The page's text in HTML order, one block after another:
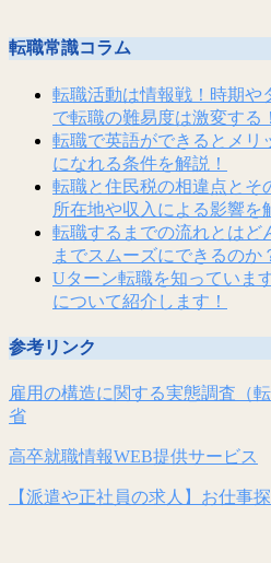
転職常識コラム
転職活動は情報戦！時期や
で転職の難易度は激変する！
転職で英語ができるとメリ
になれる条件を解説！
転職と住民税の相違点とそ
所在地や収入による影響を
転職するまでの流れとはど
までスムーズにできるのか
Uターン転職を知っていま
について紹介します！
参考リンク
雇用の構造に関する実態調査（
省
高卒就職情報WEB提供サービス
【派遣や正社員の求人】お仕事